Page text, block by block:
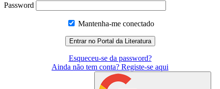
Password
Mantenha-me conectado
Esqueceu-se da password?
Ainda não tem conta? Registe-se aqui